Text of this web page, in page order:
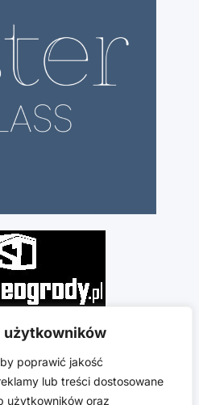
użytkowników
poprawić jakość
lub treści dostosowane
użytkowników oraz